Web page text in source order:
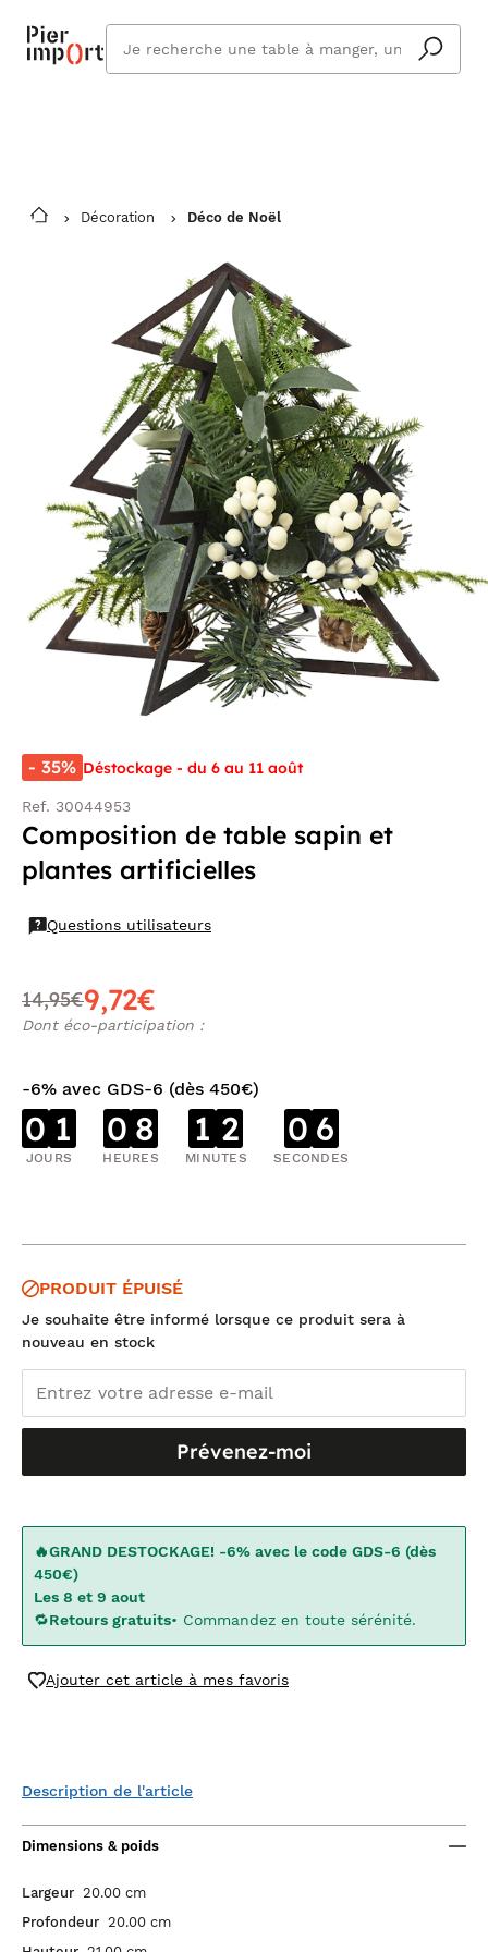
Vous êtes absent ? Pier Import s'adapte
et vous livre à votre retour.
En savoir plus
cherchez
vous ?
Décoration Déco de Noël
- 35% Déstockage - du 6 au 11 août
Ref. 30044953
Composition de table sapin et
plantes artificielles
Questions utilisateurs
14,95€9,72€
Dont éco-participation :
-6% avec GDS-6 (dès 450€)
0 1
JOURS
0 8
HEURES
1 2
MINUTES
0 5
SECONDES
PRODUIT ÉPUISÉ
Je souhaite être informé lorsque ce produit sera à
nouveau en stock
Prévenez-moi
🔥GRAND DESTOCKAGE! -6% avec le code GDS-6 (dès
450€)
Les 8 et 9 aout
🔁Retours gratuits• Commandez en toute sérénité.
Ajouter cet article à mes favoris
Description de l'article
Dimensions & poids
Largeur 20.00 cm
Profondeur 20.00 cm